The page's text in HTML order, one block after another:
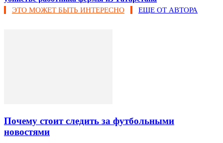
ЭТО МОЖЕТ БЫТЬ ИНТЕРЕСНО ЕЩЕ ОТ АВТОРА
Почему стоит следить за футбольными
новостями